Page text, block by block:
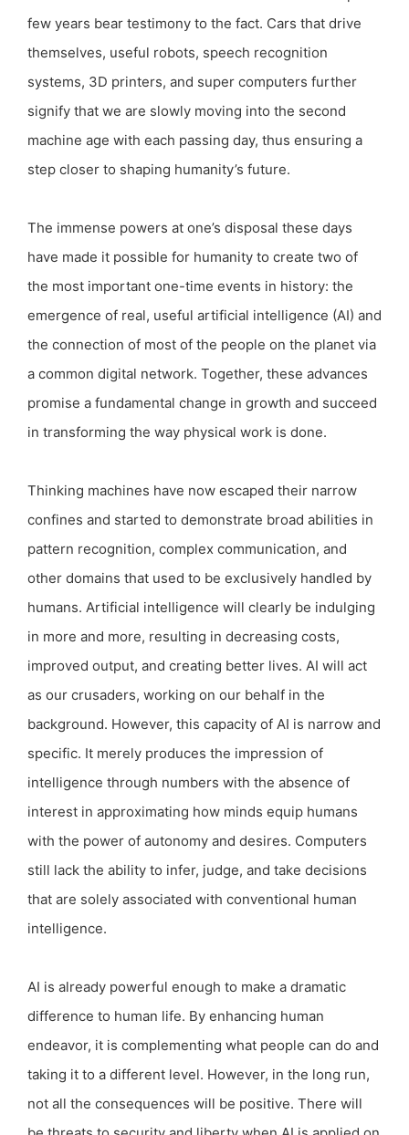
few years bear testimony to the fact. Cars that drive
themselves, useful robots, speech recognition
systems, 3D printers, and super computers further
signify that we are slowly moving into the second
machine age with each passing day, thus ensuring a
step closer to shaping humanity’s future.
The immense powers at one’s disposal these days
have made it possible for humanity to create two of
the most important one-time events in history: the
emergence of real, useful artificial intelligence (AI) and
the connection of most of the people on the planet via
a common digital network. Together, these advances
promise a fundamental change in growth and succeed
in transforming the way physical work is done.
Thinking machines have now escaped their narrow
confines and started to demonstrate broad abilities in
pattern recognition, complex communication, and
other domains that used to be exclusively handled by
humans. Artificial intelligence will clearly be indulging
in more and more, resulting in decreasing costs,
improved output, and creating better lives. AI will act
as our crusaders, working on our behalf in the
background. However, this capacity of AI is narrow and
specific. It merely produces the impression of
intelligence through numbers with the absence of
interest in approximating how minds equip humans
with the power of autonomy and desires. Computers
still lack the ability to infer, judge, and take decisions
that are solely associated with conventional human
intelligence.
AI is already powerful enough to make a dramatic
difference to human life. By enhancing human
endeavor, it is complementing what people can do and
taking it to a different level. However, in the long run,
not all the consequences will be positive. There will